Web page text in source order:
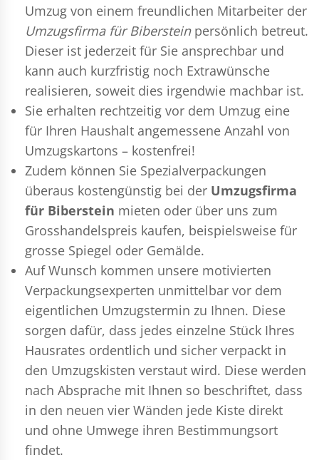
Umzug von einem freundlichen Mitarbeiter der
Umzugsfirma für Bibersteinpersönlich betreut.
Dieser ist jederzeit für Sie ansprechbar und
kann auch kurzfristig noch Extrawünsche
realisieren, soweit dies irgendwie machbar ist.
Sie erhalten rechtzeitig vor dem Umzug eine
für Ihren Haushalt angemessene Anzahl von
Umzugskartons – kostenfrei!
Zudem können Sie Spezialverpackungen
überaus kostengünstig bei der Umzugsfirma
für Biberstein mieten oder über uns zum
Grosshandelspreis kaufen, beispielsweise für
grosse Spiegel oder Gemälde.
Auf Wunsch kommen unsere motivierten
Verpackungsexperten unmittelbar vor dem
eigentlichen Umzugstermin zu Ihnen. Diese
sorgen dafür, dass jedes einzelne Stück Ihres
Hausrates ordentlich und sicher verpackt in
den Umzugskisten verstaut wird. Diese werden
nach Absprache mit Ihnen so beschriftet, dass
in den neuen vier Wänden jede Kiste direkt
und ohne Umwege ihren Bestimmungsort
findet.